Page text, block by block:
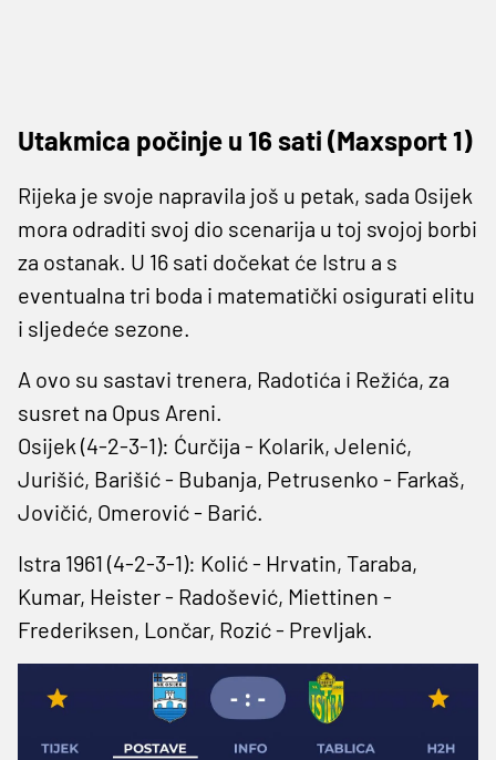
Utakmica počinje u 16 sati (Maxsport 1)
Rijeka je svoje napravila još u petak, sada Osijek
mora odraditi svoj dio scenarija u toj svojoj borbi
za ostanak. U 16 sati dočekat će Istru a s
eventualna tri boda i matematički osigurati elitu
i sljedeće sezone.
A ovo su sastavi trenera, Radotića i Režića, za
susret na Opus Areni.
Osijek (4-2-3-1): Ćurčija - Kolarik, Jelenić,
Jurišić, Barišić - Bubanja, Petrusenko - Farkaš,
Jovičić, Omerović - Barić.
Istra 1961 (4-2-3-1): Kolić - Hrvatin, Taraba,
Kumar, Heister - Radošević, Miettinen -
Frederiksen, Lončar, Rozić - Prevljak.